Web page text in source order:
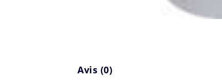
Avis (0)